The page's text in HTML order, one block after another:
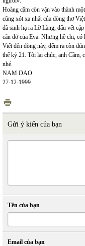
Hoàng cầm còn vận vào thành
cũng xót xa nhất của dòng thơ
đã sinh hạ ra Lỡ Làng, dấu vết
cắn dở của Eva. Nhưng hề chi, có
Viết đến dòng này, đếm ra còn
thế kỷ 21. Tôi lại chúc, anh Cầm,
nhé.
NAM DAO
27-12-1999
Gửi ý kiến của bạn
Tên của bạn
Email của bạn